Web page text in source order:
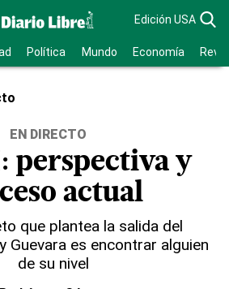
Edición USA
Política Mundo Economía
EN DIRECTO
perspectiva y
actual
que plantea la salida del
Guevara es encontrar alguien
de su nivel